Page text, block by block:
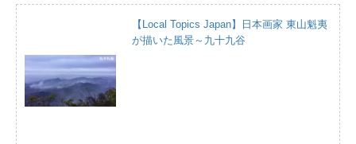
【Local Topics Japan】日本画家 東山魁夷
が描いた風景～九十九谷